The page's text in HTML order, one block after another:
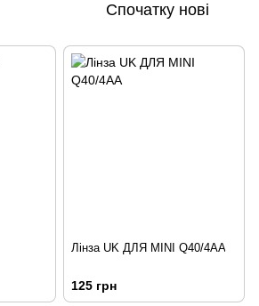
Спочатку нові
Лінза UK ДЛЯ MINI Q40/4AA
125 грн